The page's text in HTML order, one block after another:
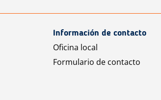
Información de contacto
Oficina local
Formulario de contacto